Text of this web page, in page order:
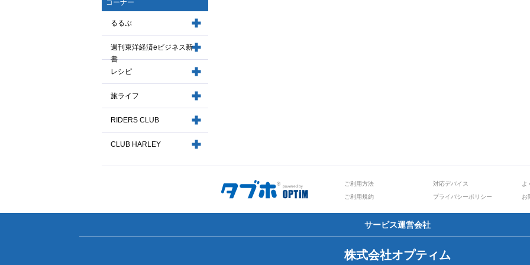
コーナー
るるぶ
週刊東洋経済eビジネス新
書
レシピ
旅ライフ
RIDERS CLUB
CLUB HARLEY
ご利用方法 対応デバイス
よ
ご利用規約
プライバシーポリシー お
サービス運営会社
株式会社オプティム